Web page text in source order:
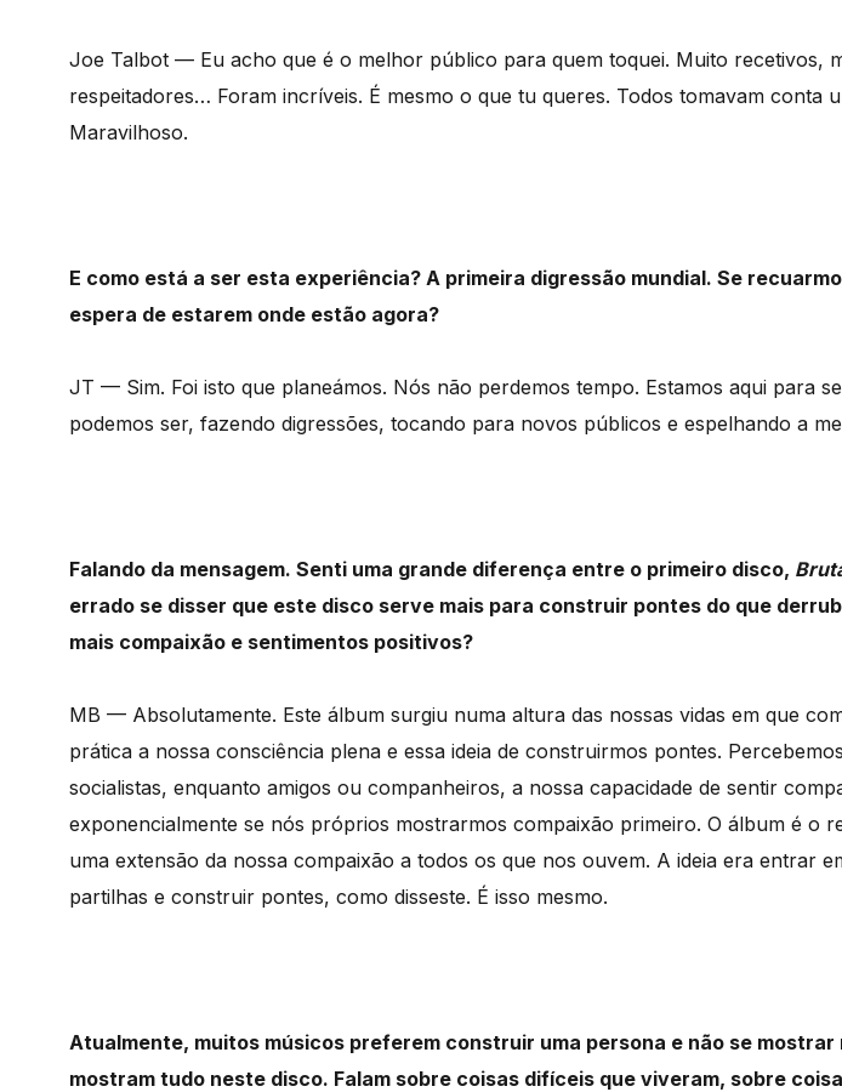
Joe Talbot — Eu acho que é o melhor público para quem toquei. Muito recetivos,
respeitadores… Foram incríveis. É mesmo o que tu queres. Todos tomavam conta
Maravilhoso.
E como está a ser esta experiência? A primeira digressão mundial. Se
espera de estarem onde estão agora?
JT — Sim. Foi isto que planeámos. Nós não perdemos tempo. Estamos aqui para
podemos ser, fazendo digressões, tocando para novos públicos e espelhando a
Falando da mensagem. Senti uma grande diferença entre o primeiro disco,
errado se disser que este disco serve mais para construir pontes do que
mais compaixão e sentimentos positivos?
MB — Absolutamente. Este álbum surgiu numa altura das nossas vidas em que
prática a nossa consciência plena e essa ideia de construirmos pontes.
socialistas, enquanto amigos ou companheiros, a nossa capacidade de sentir
exponencialmente se nós próprios mostrarmos compaixão primeiro. O álbum é o
uma extensão da nossa compaixão a todos os que nos ouvem. A ideia era entrar
partilhas e construir pontes, como disseste. É isso mesmo.
Atualmente, muitos músicos preferem construir uma persona e não se mostrar
mostram tudo neste disco. Falam sobre coisas difíceis que viveram, sobre